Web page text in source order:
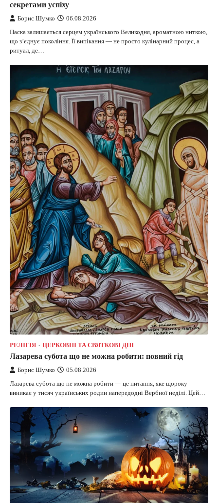
секретами успіху
Борис Шумко 06.08.2026
Паска залишається серцем українського Великодня, ароматною ниткою,
що з’єднує покоління. Її випікання — не просто кулінарний процес, а
ритуал, де…
РЕЛІГІЯ ЦЕРКОВНІ ТА СВЯТКОВІ ДНІ
Лазарева субота що не можна робити: повний гід
Борис Шумко 05.08.2026
Лазарева субота що не можна робити — це питання, яке щороку
виникає у тисяч українських родин напередодні Вербної неділі. Цей…